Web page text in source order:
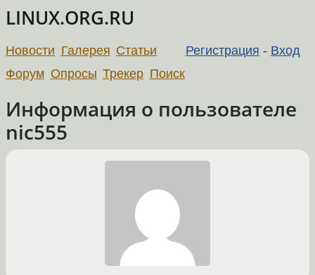
LINUX.ORG.RU
Регистрация - Вход
Новости Галерея Статьи
Форум Опросы Трекер Поиск
Информация о пользователе
nic555